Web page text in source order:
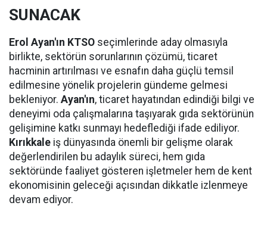
SUNACAK
Erol Ayan'ın KTSO seçimlerinde aday olmasıyla
birlikte, sektörün sorunlarının çözümü, ticaret
hacminin artırılması ve esnafın daha güçlü temsil
edilmesine yönelik projelerin gündeme gelmesi
bekleniyor. Ayan'ın, ticaret hayatından edindiği bilgi ve
deneyimi oda çalışmalarına taşıyarak gıda sektörünün
gelişimine katkı sunmayı hedeflediği ifade ediliyor.
Kırıkkale iş dünyasında önemli bir gelişme olarak
değerlendirilen bu adaylık süreci, hem gıda
sektöründe faaliyet gösteren işletmeler hem de kent
ekonomisinin geleceği açısından dikkatle izlenmeye
devam ediyor.